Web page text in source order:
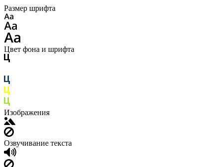
Размер шрифта
Цвет фона и шрифта
Изображения
Озвучивание текста